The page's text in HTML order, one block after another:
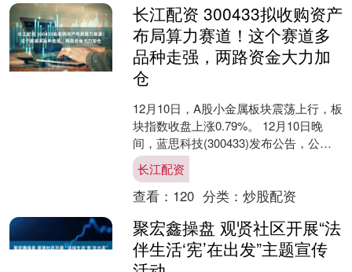
长江配资 300433拟收购资产
布局算力赛道！这个赛道多
品种走强，两路资金大力加
仓
12月10日，A股小金属板块震荡上行，板
块指数收盘上涨0.79%。 12月10日晚
间，蓝思科技(300433)发布公告，公司
与吕松寿LEU, SONG-SHOW....
长江配资
查看： 120 分类： 炒股配资
聚宏鑫操盘 观贤社区开展“法
伴生活‘宪’在出发”主题宣传